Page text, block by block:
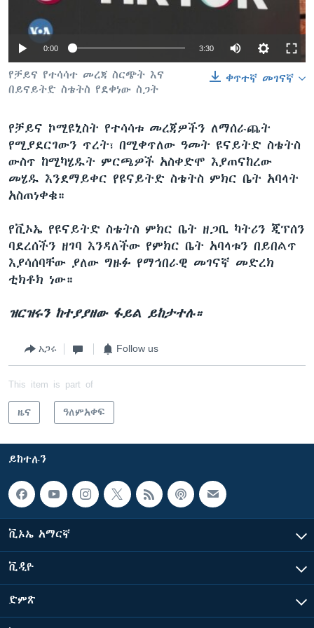
ቋንቋዎች
0:00 3:30
ቀጥተኛ መገናኛ
የቻይና የተሳሳተ መረጃ ስርጭት እና
በይናይትድ ስቴትስ የደቀነው ስጋት
የቻይና ኮሚዩኒስት የተሳሳቱ መረጃዎችን ለማሰራጨት
የሚያደርገውን ጥረት፣ በሚቀጥለው ዓመት ዩናይትድ ስቴትስ
ውስጥ ከሚካሄዱት ምርጫዎች አስቀድሞ እያጠናከረው
መሄዱ እንደማይቀር የዩናይትድ ስቴትስ ምክር ቤት አባላት
አስጠነቀቁ።
የቪኦኤ የዩናይትድ ስቴትስ ምክር ቤት ዘጋቢ ካትሪን ጂፕሰን
ባደረሰችን ዘገባ እንዳለችው የምክር ቤት አባላቱን በይበልጥ
እያሳሰባቸው ያለው ግዙፉ የማኅበራዊ መገናኛ መድረክ
ቲክቶክ ነው።
ዝርዝሩን ከተያያዘው ፋይል ይከታተሉ።
አጋሩ Follow us
This item is part of
ዜና ዓለምአቀፍ
ይከተሉን
ቪኦኤ አማርኛ
ቪዲዮ
ድምጽ